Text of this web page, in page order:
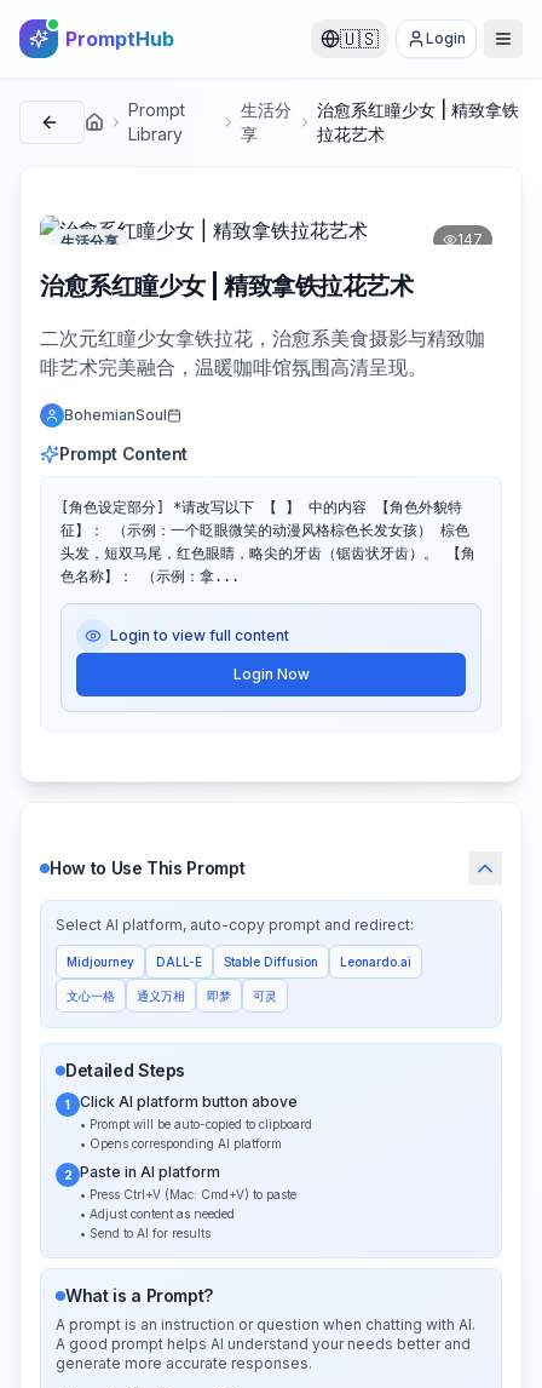
PromptHub 🇺🇸 Login
首页
Prompt
Library
生活分
享
治愈系红瞳少女 | 精致拿铁
拉花艺术
生活分享 147
治愈系红瞳少女 | 精致拿铁拉花艺术
二次元红瞳少女拿铁拉花，治愈系美食摄影与精致咖
啡艺术完美融合，温暖咖啡馆氛围高清呈现。
BohemianSoul
Prompt Content
[角色设定部分] *请改写以下 【 】 中的内容 【角色外貌特
征】： （示例：一个眨眼微笑的动漫风格棕色长发女孩） 棕色
头发，短双马尾，红色眼睛，略尖的牙齿（锯齿状牙齿）。 【角
色名称】： （示例：拿...
Login to view full content
Login Now
How to Use This Prompt
Select AI platform, auto-copy prompt and redirect:
Midjourney DALL-E Stable Diffusion Leonardo.ai
文心一格 通义万相 即梦 可灵
Detailed Steps
1 Click AI platform button above
• Prompt will be auto-copied to clipboard
• Opens corresponding AI platform
2 Paste in AI platform
• Press Ctrl+V (Mac: Cmd+V) to paste
• Adjust content as needed
• Send to AI for results
What is a Prompt?
A prompt is an instruction or question when chatting with AI.
A good prompt helps AI understand your needs better and
generate more accurate responses.